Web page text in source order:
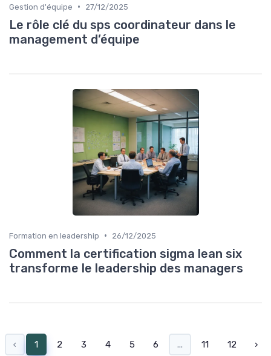
Gestion d'équipe • 27/12/2025
Le rôle clé du sps coordinateur dans le
management d’équipe
Formation en leadership • 26/12/2025
Comment la certification sigma lean six
transforme le leadership des managers
‹ 1 2 3 4 5 6 ... 11 12 ›